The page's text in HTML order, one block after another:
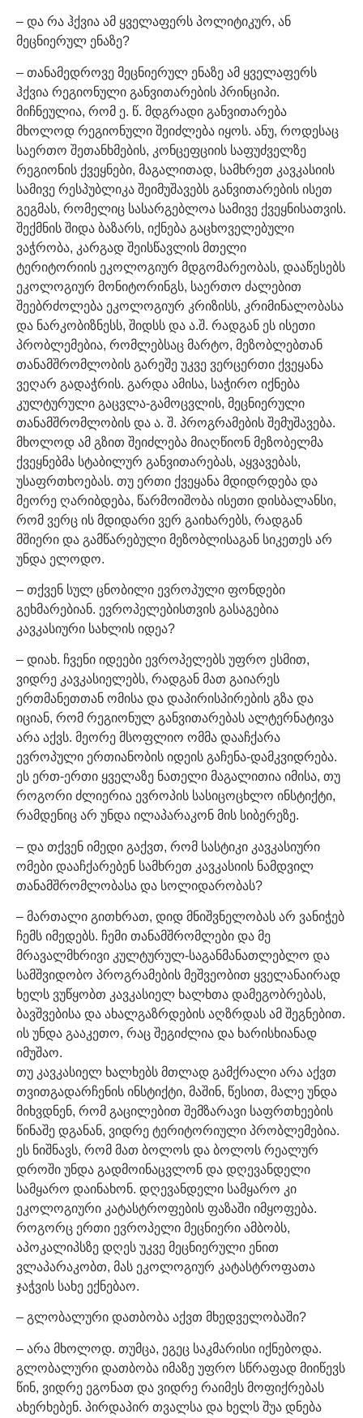
– და რა ჰქვია ამ ყველაფერს პოლიტიკურ, ან
მეცნიერულ ენაზე?
– თანამედროვე მეცნიერულ ენაზე ამ ყველაფერს
ჰქვია რეგიონული განვითარების პრინციპი.
მიჩნეულია, რომ ე. წ. მდგრადი განვითარება
მხოლოდ რეგიონული შეიძლება იყოს. ანუ, როდესაც
საერთო შეთანხმების, კონცეფციის საფუძველზე
რეგიონის ქვეყნები, მაგალითად, სამხრეთ კავკასიის
სამივე რესპუბლიკა შეიმუშავებს განვითარების ისეთ
გეგმას, რომელიც სასარგებლოა სამივე ქვეყნისათვის.
შექმნის შიდა ბაზარს, იქნება გაცხოველებული
ვაჭრობა, კარგად შეისწავლის მთელი
ტერიტორიის ეკოლოგიურ მდგომარეობას, დააწესებს
ეკოლოგიურ მონიტორინგს, საერთო ძალებით
შეებრძოლება ეკოლოგიურ კრიზისს, კრიმინალობასა
და ნარკობიზნესს, შიდსს და ა.შ. რადგან ეს ისეთი
პრობლემებია, რომლებსაც მარტო, მეზობლებთან
თანამშრომლობის გარეშე უკვე ვერცერთი ქვეყანა
ვეღარ გადაჭრის. გარდა ამისა, საჭირო იქნება
კულტურული გაცვლა-გამოცვლის, მეცნიერული
თანამშრომლობის და ა. შ. პროგრამების შემუშავება.
მხოლოდ ამ გზით შეიძლება მიაღწიონ მეზობელმა
ქვეყნებმა სტაბილურ განვითარებას, აყვავებას,
უსაფრთხოებას. თუ ერთი ქვეყანა მდიდრდება და
მეორე ღარიბდება, წარმოიშობა ისეთი დისბალანსი,
რომ ვერც ის მდიდარი ვერ გაიხარებს, რადგან
მშიერი და გამწარებული მეზობლისაგან სიკეთეს არ
უნდა ელოდო.
– თქვენ სულ ცნობილი ევროპული ფონდები
გეხმარებიან. ევროპელებისთვის გასაგებია
კავკასიური სახლის იდეა?
– დიახ. ჩვენი იდეები ევროპელებს უფრო ესმით,
ვიდრე კავკასიელებს, რადგან მათ გაიარეს
ერთმანეთთან ომისა და დაპირისპირების გზა და
იციან, რომ რეგიონულ განვითარებას ალტერნატივა
არა აქვს. მეორე მსოფლიო ომმა დააჩქარა
ევროპული ერთიანობის იდეის გაჩენა-დამკვიდრება.
ეს ერთ-ერთი ყველაზე ნათელი მაგალითია იმისა, თუ
როგორი ძლიერია ევროპის სასიცოცხლო ინსტიქტი,
რამდენიც არ უნდა ილაპარაკონ მის სიბერეზე.
– და თქვენ იმედი გაქვთ, რომ სასტიკი კავკასიური
ომები დააჩქარებენ სამხრეთ კავკასიის ნამდვილ
თანამშრომლობასა და სოლიდარობას?
– მართალი გითხრათ, დიდ მნიშვნელობას არ ვანიჭებ
ჩემს იმედებს. ჩემი თანამშრომლები და მე
მრავალმხრივი კულტურულ-საგანმანათლებლო და
სამშვიდობო პროგრამების მეშვეობით ყველანაირად
ხელს ვუწყობთ კავკასიელ ხალხთა დამეგობრებას,
ბავშვებისა და ახალგაზრდების აღზრდას ამ შეგნებით.
ის უნდა გააკეთო, რაც შეგიძლია და ხარისხიანად
იმუშაო.
თუ კავკასიელ ხალხებს მთლად გამქრალი არა აქვთ
თვითგადარჩენის ინსტიქტი, მაშინ, წესით, მალე უნდა
მიხვდნენ, რომ გაცილებით შემზარავი საფრთხეების
წინაშე დგანან, ვიდრე ტერიტორიული პრობლემებია.
ეს ნიშნავს, რომ მათ ბოლოს და ბოლოს რეალურ
დროში უნდა გადმოინაცვლონ და დღევანდელი
სამყარო დაინახონ. დღევანდელი სამყარო კი
ეკოლოგიური კატასტროფების ფაზაში იმყოფება.
როგორც ერთი ევროპელი მეცნიერი ამბობს,
აპოკალიპსზე დღეს უკვე მეცნიერული ენით
ვლაპარაკობთ, მას ეკოლოგიურ კატასტროფათა
ჯაჭვის სახე ექნებაო.
– გლობალური დათბობა აქვთ მხედველობაში?
– არა მხოლოდ. თუმცა, ეგეც საკმარისი იქნებოდა.
გლობალური დათბობა იმაზე უფრო სწრაფად მიიწევს
წინ, ვიდრე ეგონათ და ვიდრე რაიმეს მოფიქრებას
ახერხებენ. პირდაპირ თვალსა და ხელს შუა დნება